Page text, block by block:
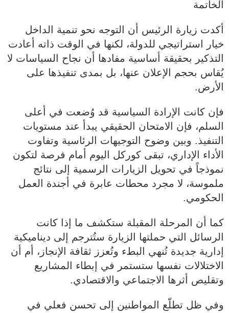
الخاتمة
أكدت زيارة الرئيس أن التوجه نحو تنمية الداخل
خيار استراتيجي للدولة، لكنها في الوقت ذاته أعادت
التذكير بحقيقة أساسية مفادها أن نجاح السياسات لا
يُقاس بحجم الإعلان عنها، بل بمدى تنفيذها على
الأرض.
فإن كانت الإرادة السياسية قد وُضعت في أعلى
السلم، فإن الامتحان الحقيقي يبدأ عند مستويات
التنفيذ. وبين وضوح التوجيهات الرئاسية وتفاوت
الأداء الإداري، تبقى كوركل اليوم أمام فرصة لتكون
نموذجاً في تحويل الزيارات الرسمية إلى نتائج
ملموسة، لا مجرد محطات عابرة في أجندة العمل
الحكومي.
كما أن المرحلة المقبلة ستكشف ما إذا كانت
الرسائل التي حملتها الزيارة ستُترجم إلى ديناميكية
إدارية جديدة تُنهي البطء وتُعزز ثقافة الإنجاز، أم أن
الاختلالات نفسها ستستمر في إبطاء المشاريع
وتقليص أثرها الاجتماعي والاقتصادي.
وفي ظل تطلّع المواطنين إلى تحسن فعلي في